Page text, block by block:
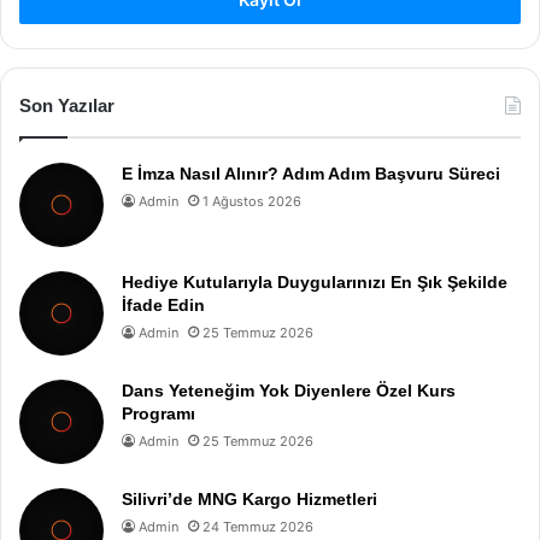
Son Yazılar
E İmza Nasıl Alınır? Adım Adım Başvuru Süreci
Admin 1 Ağustos 2026
Hediye Kutularıyla Duygularınızı En Şık Şekilde
İfade Edin
Admin 25 Temmuz 2026
Dans Yeteneğim Yok Diyenlere Özel Kurs
Programı
Admin 25 Temmuz 2026
Silivri’de MNG Kargo Hizmetleri
Admin 24 Temmuz 2026